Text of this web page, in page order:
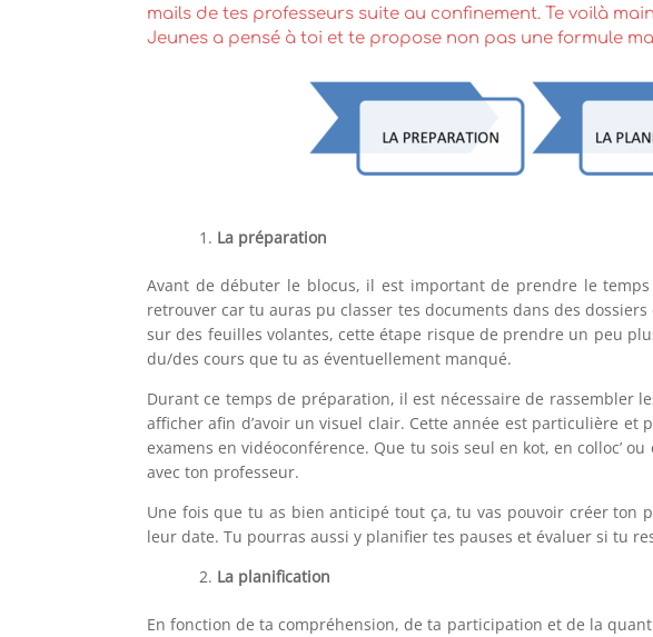
mails de tes professeurs suite au confinement. Te voilà
Jeunes a pensé à toi et te propose non pas une formule
La préparation
Avant de débuter le blocus, il est important de prendre le
retrouver car tu auras pu classer tes documents dans des
sur des feuilles volantes, cette étape risque de prendre un peu
du/des cours que tu as éventuellement manqué.
Durant ce temps de préparation, il est nécessaire de rassembler
afficher afin d’avoir un visuel clair. Cette année est particulière
examens en vidéoconférence. Que tu sois seul en kot, en colloc’
avec ton professeur.
Une fois que tu as bien anticipé tout ça, tu vas pouvoir créer ton
leur date. Tu pourras aussi y planifier tes pauses et évaluer si tu
La planification
En fonction de ta compréhension, de ta participation et de la